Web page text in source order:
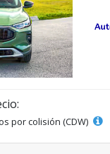
por colisión (CDW)